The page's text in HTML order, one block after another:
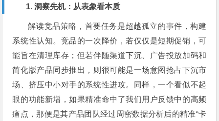
1. 洞察先机：从表象看本质
解读竞品策略，首要任务是超越孤立的事件，构建
系统性认知。竞品的一次降价，若仅仅是短期促销，可
能旨在清理库存；但若伴随渠道下沉、广告投放加码和
简化版产品同步推出，则很可能是一场意图抢占下沉市
场、挤压中小对手的系统性进攻。同样，一个看似不起
眼的功能新增，如果精准命中了我们用户反馈中的高频
痛点，那便是其产品团队经过周密数据分析后的精准“卡